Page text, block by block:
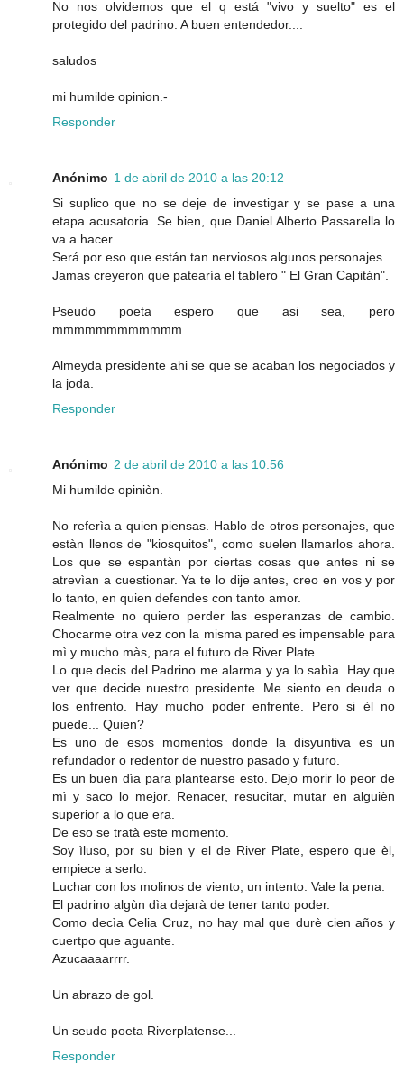
No nos olvidemos que el q está "vivo y suelto" es el
protegido del padrino. A buen entendedor....
saludos
mi humilde opinion.-
Responder
Anónimo 1 de abril de 2010 a las 20:12
Si suplico que no se deje de investigar y se pase a una
etapa acusatoria. Se bien, que Daniel Alberto Passarella lo
va a hacer.
Será por eso que están tan nerviosos algunos personajes.
Jamas creyeron que patearía el tablero " El Gran Capitán".
Pseudo poeta espero que asi sea, pero
mmmmmmmmmmmm
Almeyda presidente ahi se que se acaban los negociados y
la joda.
Responder
Anónimo 2 de abril de 2010 a las 10:56
Mi humilde opiniòn.
No referìa a quien piensas. Hablo de otros personajes, que
estàn llenos de "kiosquitos", como suelen llamarlos ahora.
Los que se espantàn por ciertas cosas que antes ni se
atrevìan a cuestionar. Ya te lo dije antes, creo en vos y por
lo tanto, en quien defendes con tanto amor.
Realmente no quiero perder las esperanzas de cambio.
Chocarme otra vez con la misma pared es impensable para
mì y mucho màs, para el futuro de River Plate.
Lo que decis del Padrino me alarma y ya lo sabìa. Hay que
ver que decide nuestro presidente. Me siento en deuda o
los enfrento. Hay mucho poder enfrente. Pero si èl no
puede... Quien?
Es uno de esos momentos donde la disyuntiva es un
refundador o redentor de nuestro pasado y futuro.
Es un buen dìa para plantearse esto. Dejo morir lo peor de
mì y saco lo mejor. Renacer, resucitar, mutar en alguièn
superior a lo que era.
De eso se tratà este momento.
Soy ìluso, por su bien y el de River Plate, espero que èl,
empiece a serlo.
Luchar con los molinos de viento, un intento. Vale la pena.
El padrino algùn dìa dejarà de tener tanto poder.
Como decìa Celia Cruz, no hay mal que durè cien años y
cuertpo que aguante.
Azucaaaarrrr.
Un abrazo de gol.
Un seudo poeta Riverplatense...
Responder